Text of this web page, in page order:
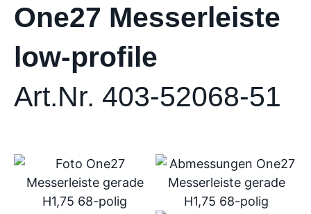
One27 Messerleiste
low-profile
Art.Nr. 403-52068-51